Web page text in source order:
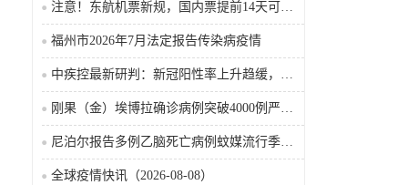
注意！东航机票新规，国内票提前14天可免费退票改签
福州市2026年7月法定报告传染病疫情
中疾控最新研判：新冠阳性率上升趋缓，整体处于中流行水平
刚果（金）埃博拉确诊病例突破4000例严防病毒向首都扩散
尼泊尔报告多例乙脑死亡病例蚊媒流行季风险抬升
全球疫情快讯（2026-08-08）